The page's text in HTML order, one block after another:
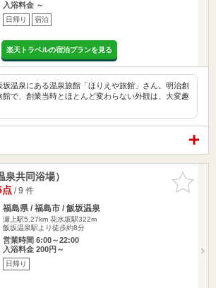
入浴料金 ～
日帰り 宿泊
楽天トラベルの宿泊プランを見る
温泉にある温泉旅館「ほりえや旅館」さん。明治創
館で、創業当時とほとんど変わらない外観は、大変趣
お気に入
りに追加
共同浴場）
点/ 9 件
福島県 / 福島市 / 飯坂温泉
瀬上駅5.27km 花水坂駅322m
飯坂温泉駅より徒歩約8分
営業時間 6:00～22:00
入浴料金 200円～
日帰り